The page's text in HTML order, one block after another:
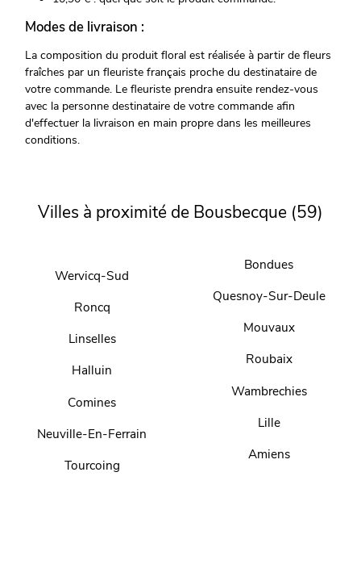
Modes de livraison :
La composition du produit floral est réalisée à partir de fleurs
fraîches par un fleuriste français proche du destinataire de
votre commande. Le fleuriste prendra ensuite rendez-vous
avec la personne destinataire de votre commande afin
d'effectuer la livraison en main propre dans les meilleures
conditions.
Villes à proximité de Bousbecque (59)
Wervicq-Sud
Roncq
Linselles
Halluin
Comines
Neuville-En-Ferrain
Tourcoing
Bondues
Quesnoy-Sur-Deule
Mouvaux
Roubaix
Wambrechies
Lille
Amiens